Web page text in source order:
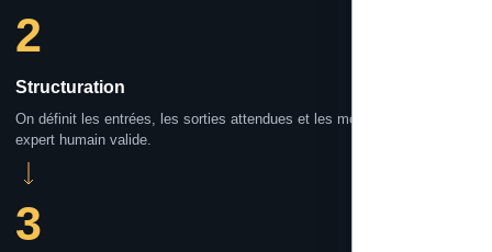
2
Structuration
On définit les entrées, les sorties attendues et les moments où un
expert humain valide.
3